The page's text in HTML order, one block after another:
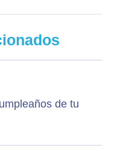
de tu